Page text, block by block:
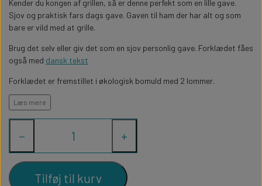
PERSONLIGE LED LAMPER
FLASKER MED LYS
FORKLÆDER MED TEKST
GAVEÆSKER I TRÆ
WILLOW TREE OPHÆNG
HALLOWEEN
BADEVÆRELSET
TEKST OG BOGSTAVER
STUEN
Kender du kongen af grillen, så er denne perfekt som en lille gave.
Sjov og praktisk fars dags gave. Gaven til ham der har alt og som
bare er vild med at grille.
Brug det selv eller giv det som en sjov personlig gave. Forklædet fåes
også med dansk tekst
Forklædet er fremstillet i økologisk bomuld med 2 lommer.
Forklædet måler 65x90cm og passer til en voksen str M-XL
Læs mere
− +
Tilføj til kurv